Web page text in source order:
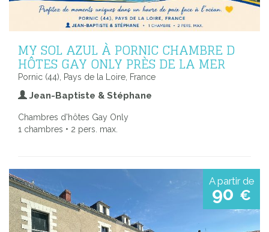
MY SOL AZUL À PORNIC CHAMBRE D
HÔTES GAY ONLY PRÈS DE LA MER
Pornic (44), Pays de la Loire, France
Jean-Baptiste & Stéphane
Chambres d'hôtes Gay Only
1 chambres • 2 pers. max.
A partir de
90 €